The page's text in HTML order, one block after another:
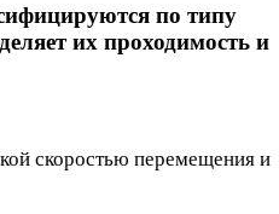
по типу
их проходимость и
скоростью перемещения и